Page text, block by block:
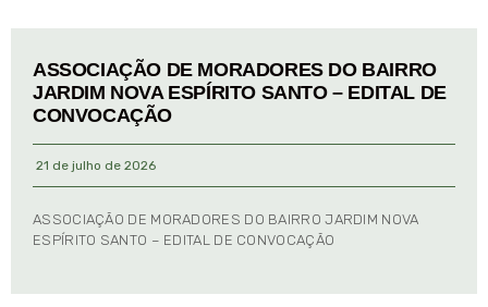
ASSOCIAÇÃO DE MORADORES DO BAIRRO
JARDIM NOVA ESPÍRITO SANTO – EDITAL DE
CONVOCAÇÃO
21 de julho de 2026
ASSOCIAÇÃO DE MORADORES DO BAIRRO JARDIM NOVA
ESPÍRITO SANTO – EDITAL DE CONVOCAÇÃO